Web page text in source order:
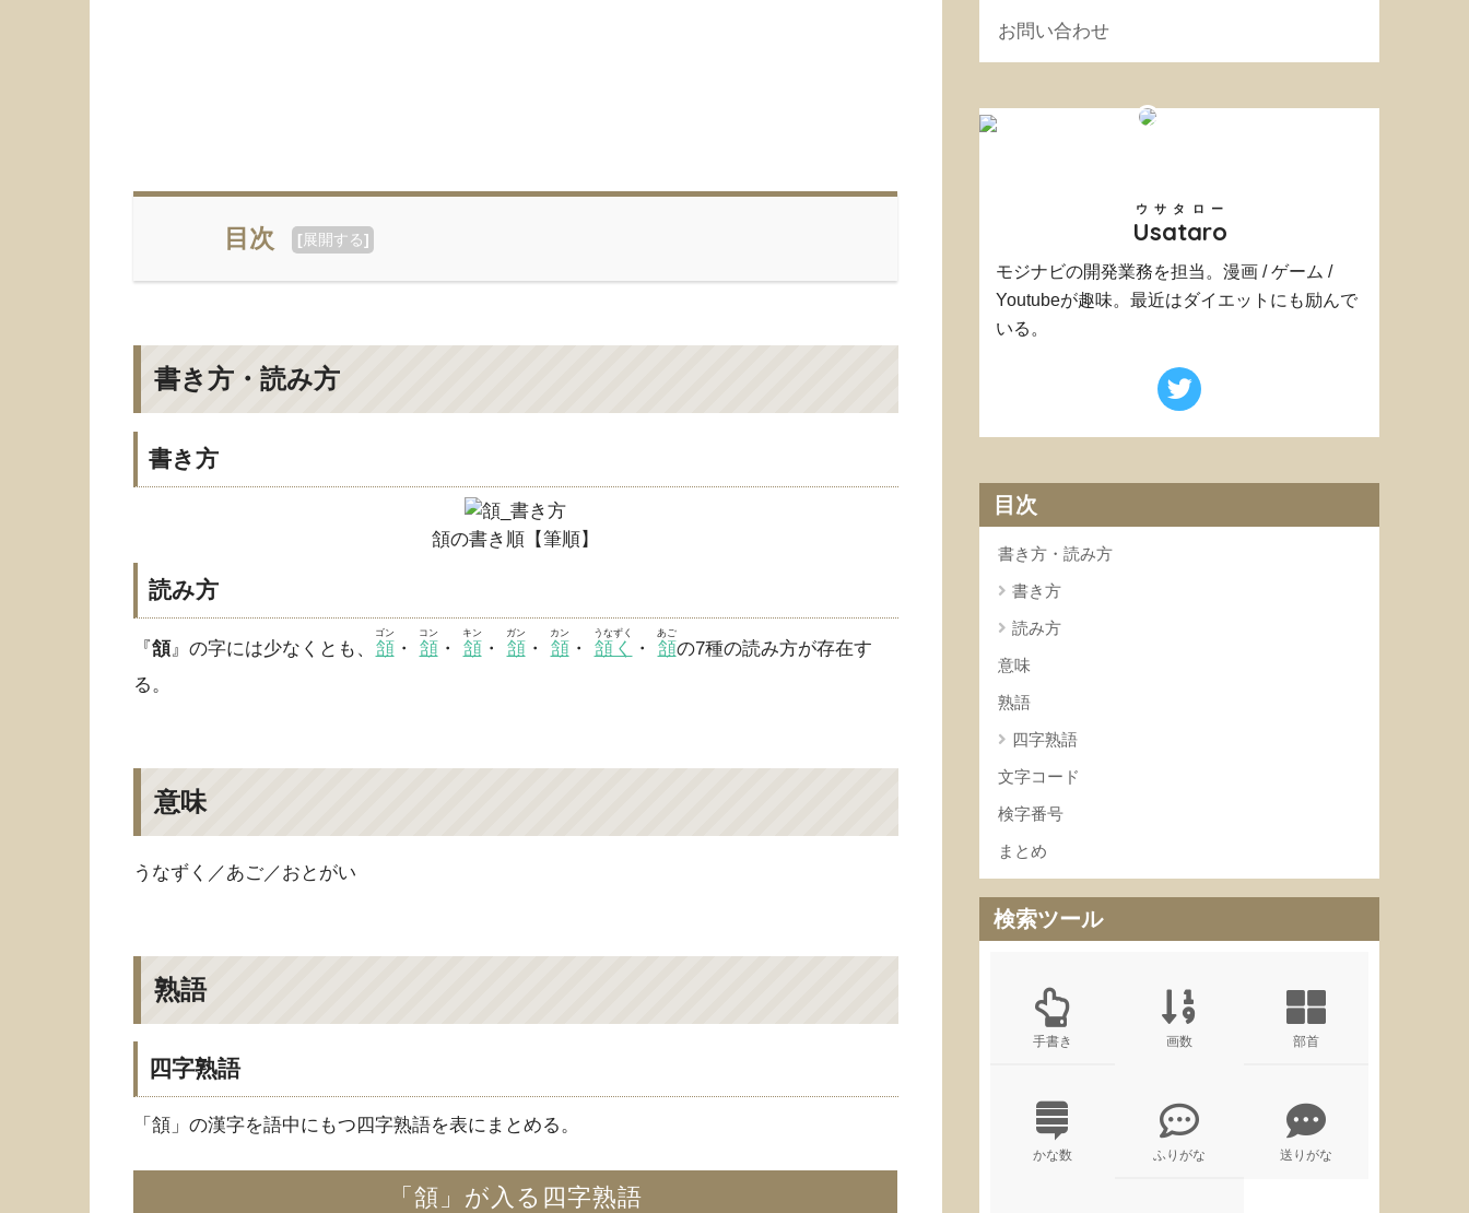
目次 [展開する]
書き方・読み方
書き方
頷の書き順【筆順】
読み方
『頷』の字には少なくとも、 頷
ゴン
・ 頷
コン
・ 頷
キン
・ 頷
ガン
・ 頷
カン
・ 頷く
うなずく
・ 頷
あご
の7種の読み方が存在す
る。
意味
うなずく／あご／おとがい
熟語
四字熟語
「頷」の漢字を語中にもつ四字熟語を表にまとめる。
「頷」が入る四字熟語
お問い合わせ
Usataro
ウサタロー
モジナビの開発業務を担当。漫画 / ゲーム /
Youtubeが趣味。最近はダイエットにも励んで
いる。
目次
書き方・読み方
書き方
読み方
意味
熟語
四字熟語
文字コード
検字番号
まとめ
検索ツール
手書き 画数 部首
かな数 ふりがな 送りがな